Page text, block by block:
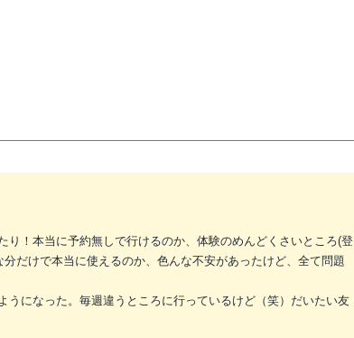
り！本当に予約無しで行けるのか、体験のめんどくさいところ(登
だけで本当に使えるのか、色んな不安があったけど、全て問題
うになった。毎週違うところに行っているけど（笑）だいたい友